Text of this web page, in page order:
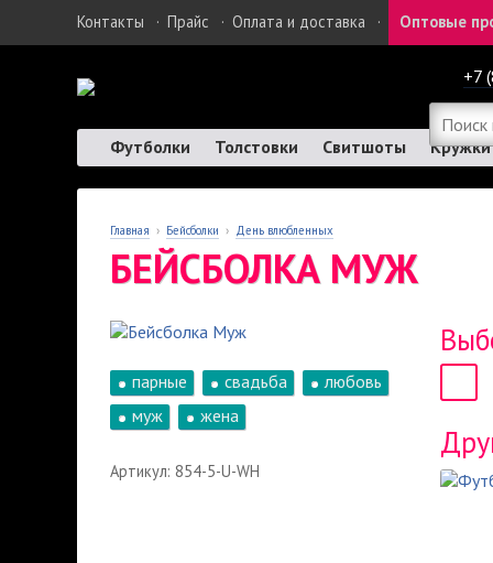
Контакты · Прайс · Оплата и доставка · Оптовые
+7
Футболки Толстовки Свитшоты Кружки
Главная › Бейсболки › День влюбленных
БЕЙСБОЛКА МУЖ
парные свадьба
любовь
муж
жена
Артикул: 854-5-U-WH